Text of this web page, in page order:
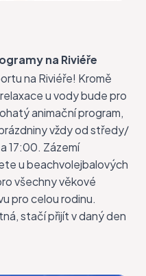
na Riviéře
na Riviéře! Kromě
u vody bude pro
animační program,
vždy od středy/
17:00. Zázemí
u beachvolejbalových
všechny věkové
pro celou rodinu.
stačí přijít v daný den